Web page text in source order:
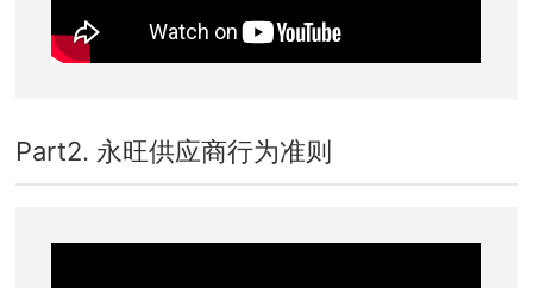
Part2. 永旺供应商行为准则